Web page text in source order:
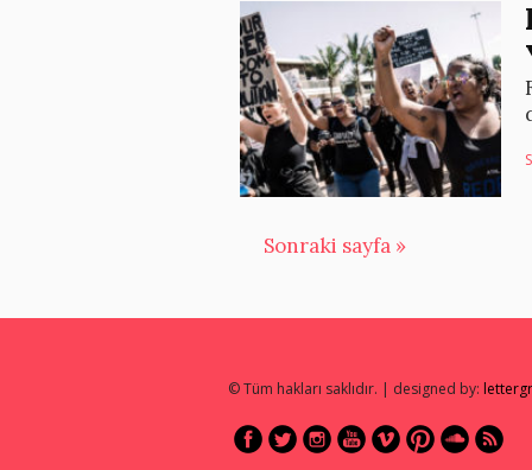
Sonraki sayfa »
© Tüm hakları saklıdır. | designed by: